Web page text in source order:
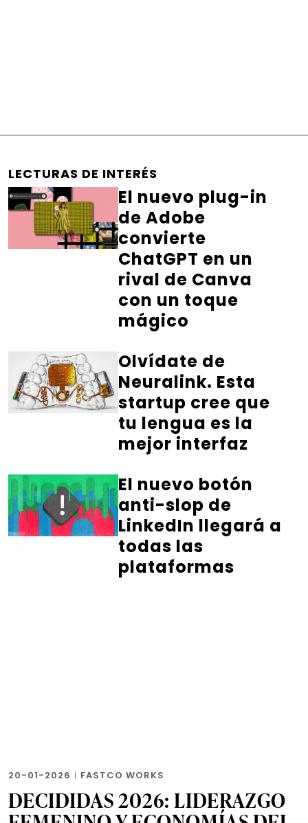
LECTURAS DE INTERÉS
El nuevo plug-in
de Adobe
convierte
ChatGPT en un
rival de Canva
con un toque
mágico
Olvídate de
Neuralink. Esta
startup cree que
tu lengua es la
mejor interfaz
El nuevo botón
anti-slop de
LinkedIn llegará a
todas las
plataformas
20-01-2026 | FASTCO WORKS
DECIDIDAS 2026: LIDERAZGO